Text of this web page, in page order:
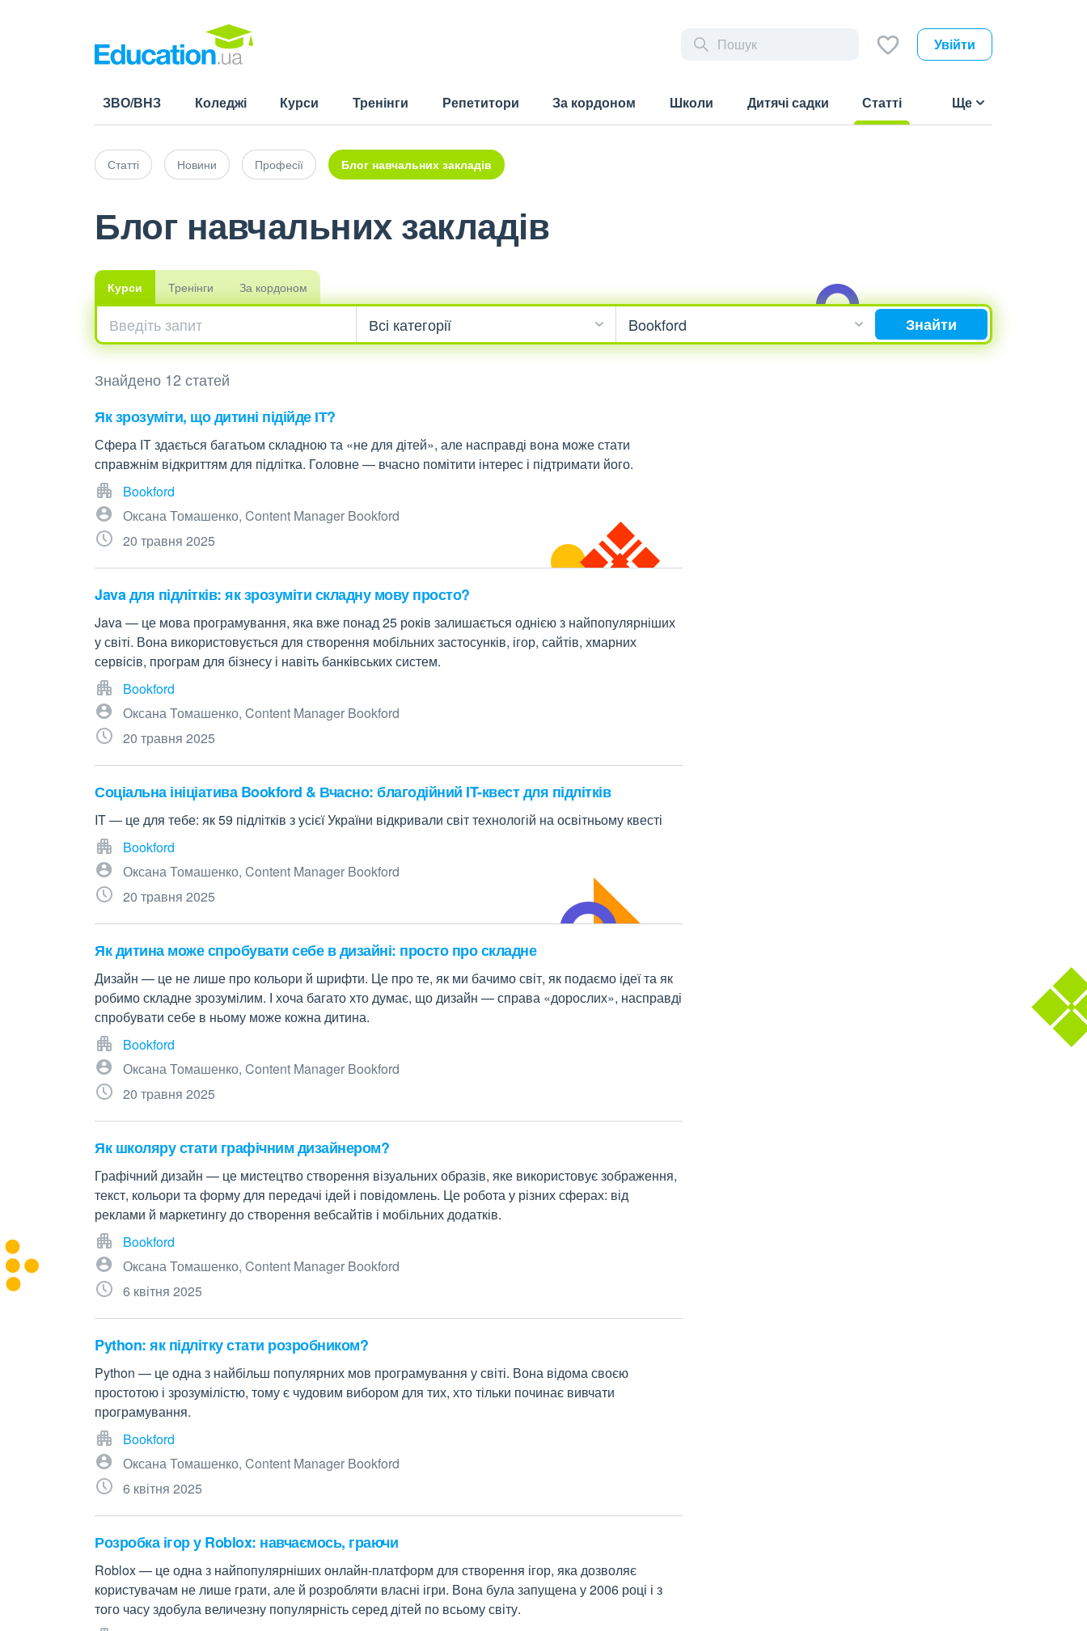
Увійти
ЗВО/ВНЗ Коледжі Курси Тренінги Репетитори За кордоном Школи Дитячі садки
Статті
Ще
Статті Новини Професії Блог навчальних закладів
Блог навчальних закладів
Курси Тренінги За кордоном
Знайти
Знайдено 12 статей
Як зрозуміти, що дитині підійде ІТ?
Сфера ІТ здається багатьом складною та «не для дітей», але насправді вона може стати
справжнім відкриттям для підлітка. Головне — вчасно помітити інтерес і підтримати його.
Bookford
Оксана Томашенко, Content Manager Bookford
20 травня 2025
Java для підлітків: як зрозуміти складну мову просто?
Java — це мова програмування, яка вже понад 25 років залишається однією з найпопулярніших
у світі. Вона використовується для створення мобільних застосунків, ігор, сайтів, хмарних
сервісів, програм для бізнесу і навіть банківських систем.
Bookford
Оксана Томашенко, Content Manager Bookford
20 травня 2025
Соціальна ініціатива Bookford & Вчасно: благодійний IT-квест для підлітків
IT — це для тебе: як 59 підлітків з усієї України відкривали світ технологій на освітньому квесті
Bookford
Оксана Томашенко, Content Manager Bookford
20 травня 2025
Як дитина може спробувати себе в дизайні: просто про складне
Дизайн — це не лише про кольори й шрифти. Це про те, як ми бачимо світ, як подаємо ідеї та як
робимо складне зрозумілим. І хоча багато хто думає, що дизайн — справа «дорослих», насправді
спробувати себе в ньому може кожна дитина.
Bookford
Оксана Томашенко, Content Manager Bookford
20 травня 2025
Як школяру стати графічним дизайнером?
Графічний дизайн — це мистецтво створення візуальних образів, яке використовує зображення,
текст, кольори та форму для передачі ідей і повідомлень. Це робота у різних сферах: від
реклами й маркетингу до створення вебсайтів і мобільних додатків.
Bookford
Оксана Томашенко, Content Manager Bookford
6 квітня 2025
Python: як підлітку стати розробником?
Python — це одна з найбільш популярних мов програмування у світі. Вона відома своєю
простотою і зрозумілістю, тому є чудовим вибором для тих, хто тільки починає вивчати
програмування.
Bookford
Оксана Томашенко, Content Manager Bookford
6 квітня 2025
Розробка ігор у Roblox: навчаємось, граючи
Roblox — це одна з найпопулярніших онлайн-платформ для створення ігор, яка дозволяє
користувачам не лише грати, але й розробляти власні ігри. Вона була запущена у 2006 році і з
того часу здобула величезну популярність серед дітей по всьому світу.